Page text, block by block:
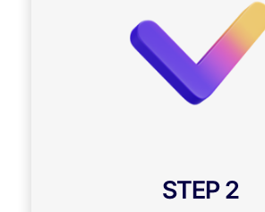
STEP 2